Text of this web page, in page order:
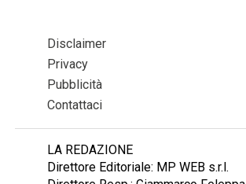
Disclaimer
Privacy
Pubblicità
Contattaci
LA REDAZIONE
Direttore Editoriale: MP WEB s.r.l.